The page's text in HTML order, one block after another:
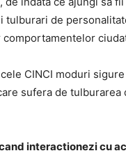
tulburari de
comportamentelor
CINCI moduri
sufera de tulburarea
interactionezi cu